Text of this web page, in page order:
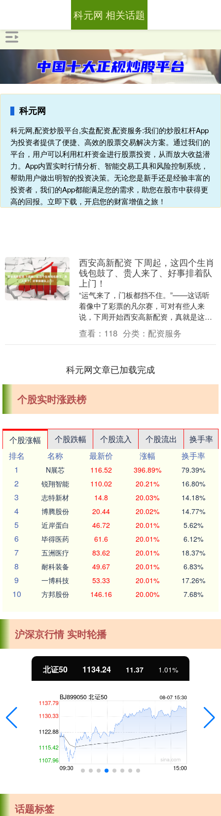
科元网
科元网,配资炒股平台,实盘配资,配资服务:我们的炒股杠杆App
为投资者提供了便捷、高效的股票交易解决方案。通过我们的
平台，用户可以利用杠杆资金进行股票投资，从而放大收益潜
力。App内置实时行情分析、智能交易工具和风险控制系统，
帮助用户做出明智的投资决策。无论您是新手还是经验丰富的
投资者，我们的App都能满足您的需求，助您在股市中获得更
高的回报。立即下载，开启您的财富增值之旅！
科元网 相关话题
西安高新配资 下周起，这四个生肖
钱包鼓了、贵人来了、好事排着队
上门！
“运气来了，门板都挡不住。”——这话听
着像中了彩票的凡尔赛，可对有些人来
说，下周开始西安高新配资，真就是这么
魔幻！你还在为KPI发愁、为房租叹气、
为感情纠结？可....
查看： 118 分类： 配资服务
科元网文章已加载完成
个股实时涨跌榜
个股涨幅 个股跌幅 个股流入 个股流出
换手率
排名
名称 最新价 涨幅
换手率
1
N展芯 116.52 396.89% 79.39%
2 锐翔智能 110.02 20.21% 16.80%
3 志特新材 14.8 20.03% 14.18%
4 博腾股份 20.44 20.02% 14.77%
5 近岸蛋白 46.72 20.01% 5.62%
6 毕得医药 61.6 20.01% 6.12%
7 五洲医疗 83.62 20.01% 18.37%
8 耐科装备 49.67 20.01% 6.83%
9 一博科技 53.33 20.01% 17.26%
10 方邦股份 146.16 20.00% 7.68%
沪深京行情 实时轮播
北证50 1134.24 11.37 1.01%
话题标签